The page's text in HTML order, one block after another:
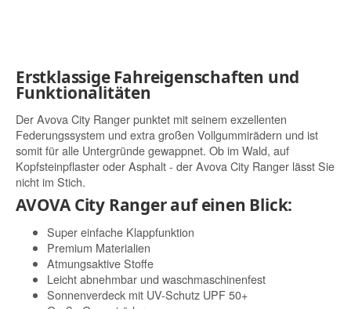
Erstklassige Fahreigenschaften und
Funktionalitäten
Der Avova City Ranger punktet mit seinem exzellenten
Federungssystem und extra großen Vollgummirädern und ist
somit für alle Untergründe gewappnet. Ob im Wald, auf
Kopfsteinpflaster oder Asphalt - der Avova City Ranger lässt Sie
nicht im Stich.
AVOVA City Ranger auf einen Blick:
Super einfache Klappfunktion
Premium Materialien
Atmungsaktive Stoffe
Leicht abnehmbar und waschmaschinenfest
Sonnenverdeck mit UV-Schutz UPF 50+